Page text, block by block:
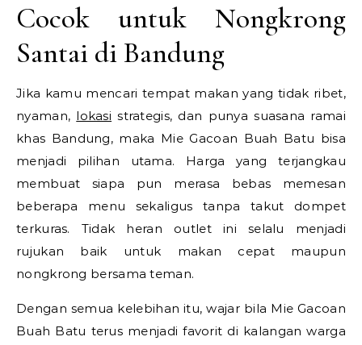
Cocok untuk Nongkrong
Santai di Bandung
Jika kamu mencari tempat makan yang tidak ribet,
nyaman, lokasi strategis, dan punya suasana ramai
khas Bandung, maka Mie Gacoan Buah Batu bisa
menjadi pilihan utama. Harga yang terjangkau
membuat siapa pun merasa bebas memesan
beberapa menu sekaligus tanpa takut dompet
terkuras. Tidak heran outlet ini selalu menjadi
rujukan baik untuk makan cepat maupun
nongkrong bersama teman.
Dengan semua kelebihan itu, wajar bila Mie Gacoan
Buah Batu terus menjadi favorit di kalangan warga